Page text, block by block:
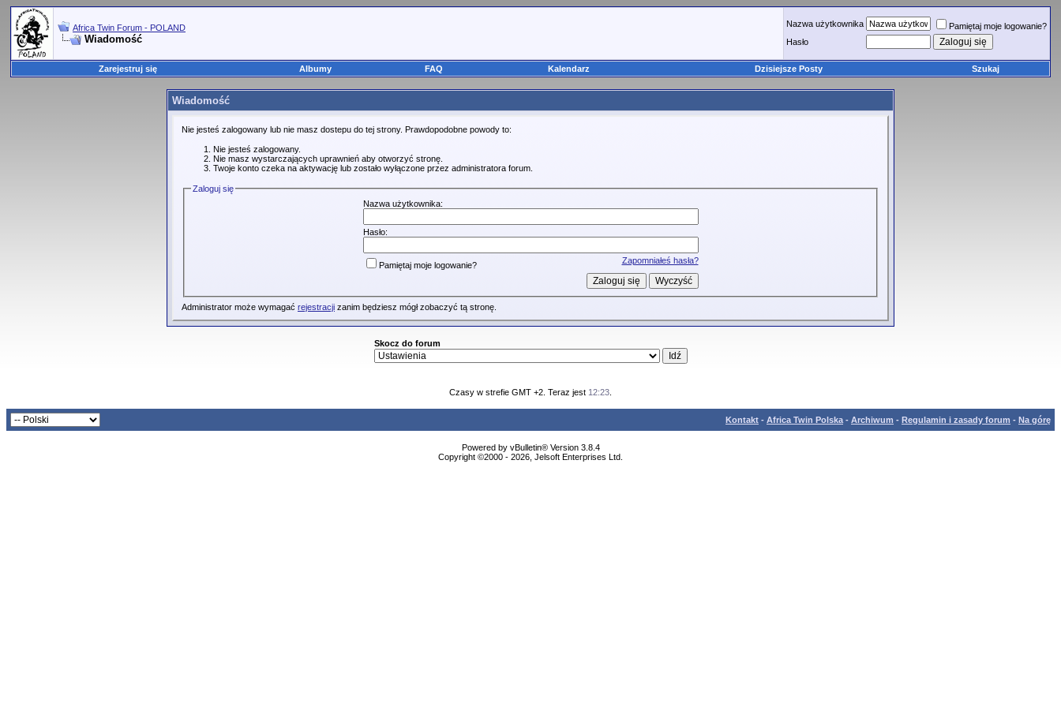
Africa Twin Forum - POLAND
Wiadomość
Nazwa użytkownika
Pamiętaj moje logowanie?
Hasło
Zarejestruj się Albumy FAQ Kalendarz Dzisiejsze Posty Szukaj
Wiadomość
Nie jesteś zalogowany lub nie masz dostepu do tej strony. Prawdopodobne powody to:
Nie jesteś zalogowany.
Nie masz wystarczających uprawnień aby otworzyć stronę.
Twoje konto czeka na aktywację lub zostało wyłączone przez administratora forum.
Zaloguj się
Nazwa użytkownika:
Hasło:
Zapomniałeś hasła?
Pamiętaj moje logowanie?
Administrator może wymagać rejestracji zanim będziesz mógł zobaczyć tą stronę.
Skocz do forum
Czasy w strefie GMT +2. Teraz jest 12:23
Kontakt - Africa Twin Polska - Archiwum - Regulamin i zasady forum - Na górę
Powered by vBulletin® Version 3.8.4
Copyright ©2000 - 2026, Jelsoft Enterprises Ltd.